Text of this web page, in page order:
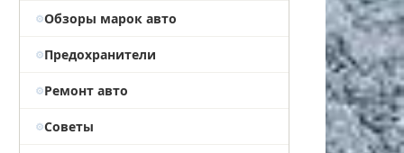
Обзоры марок авто
Предохранители
Ремонт авто
Советы